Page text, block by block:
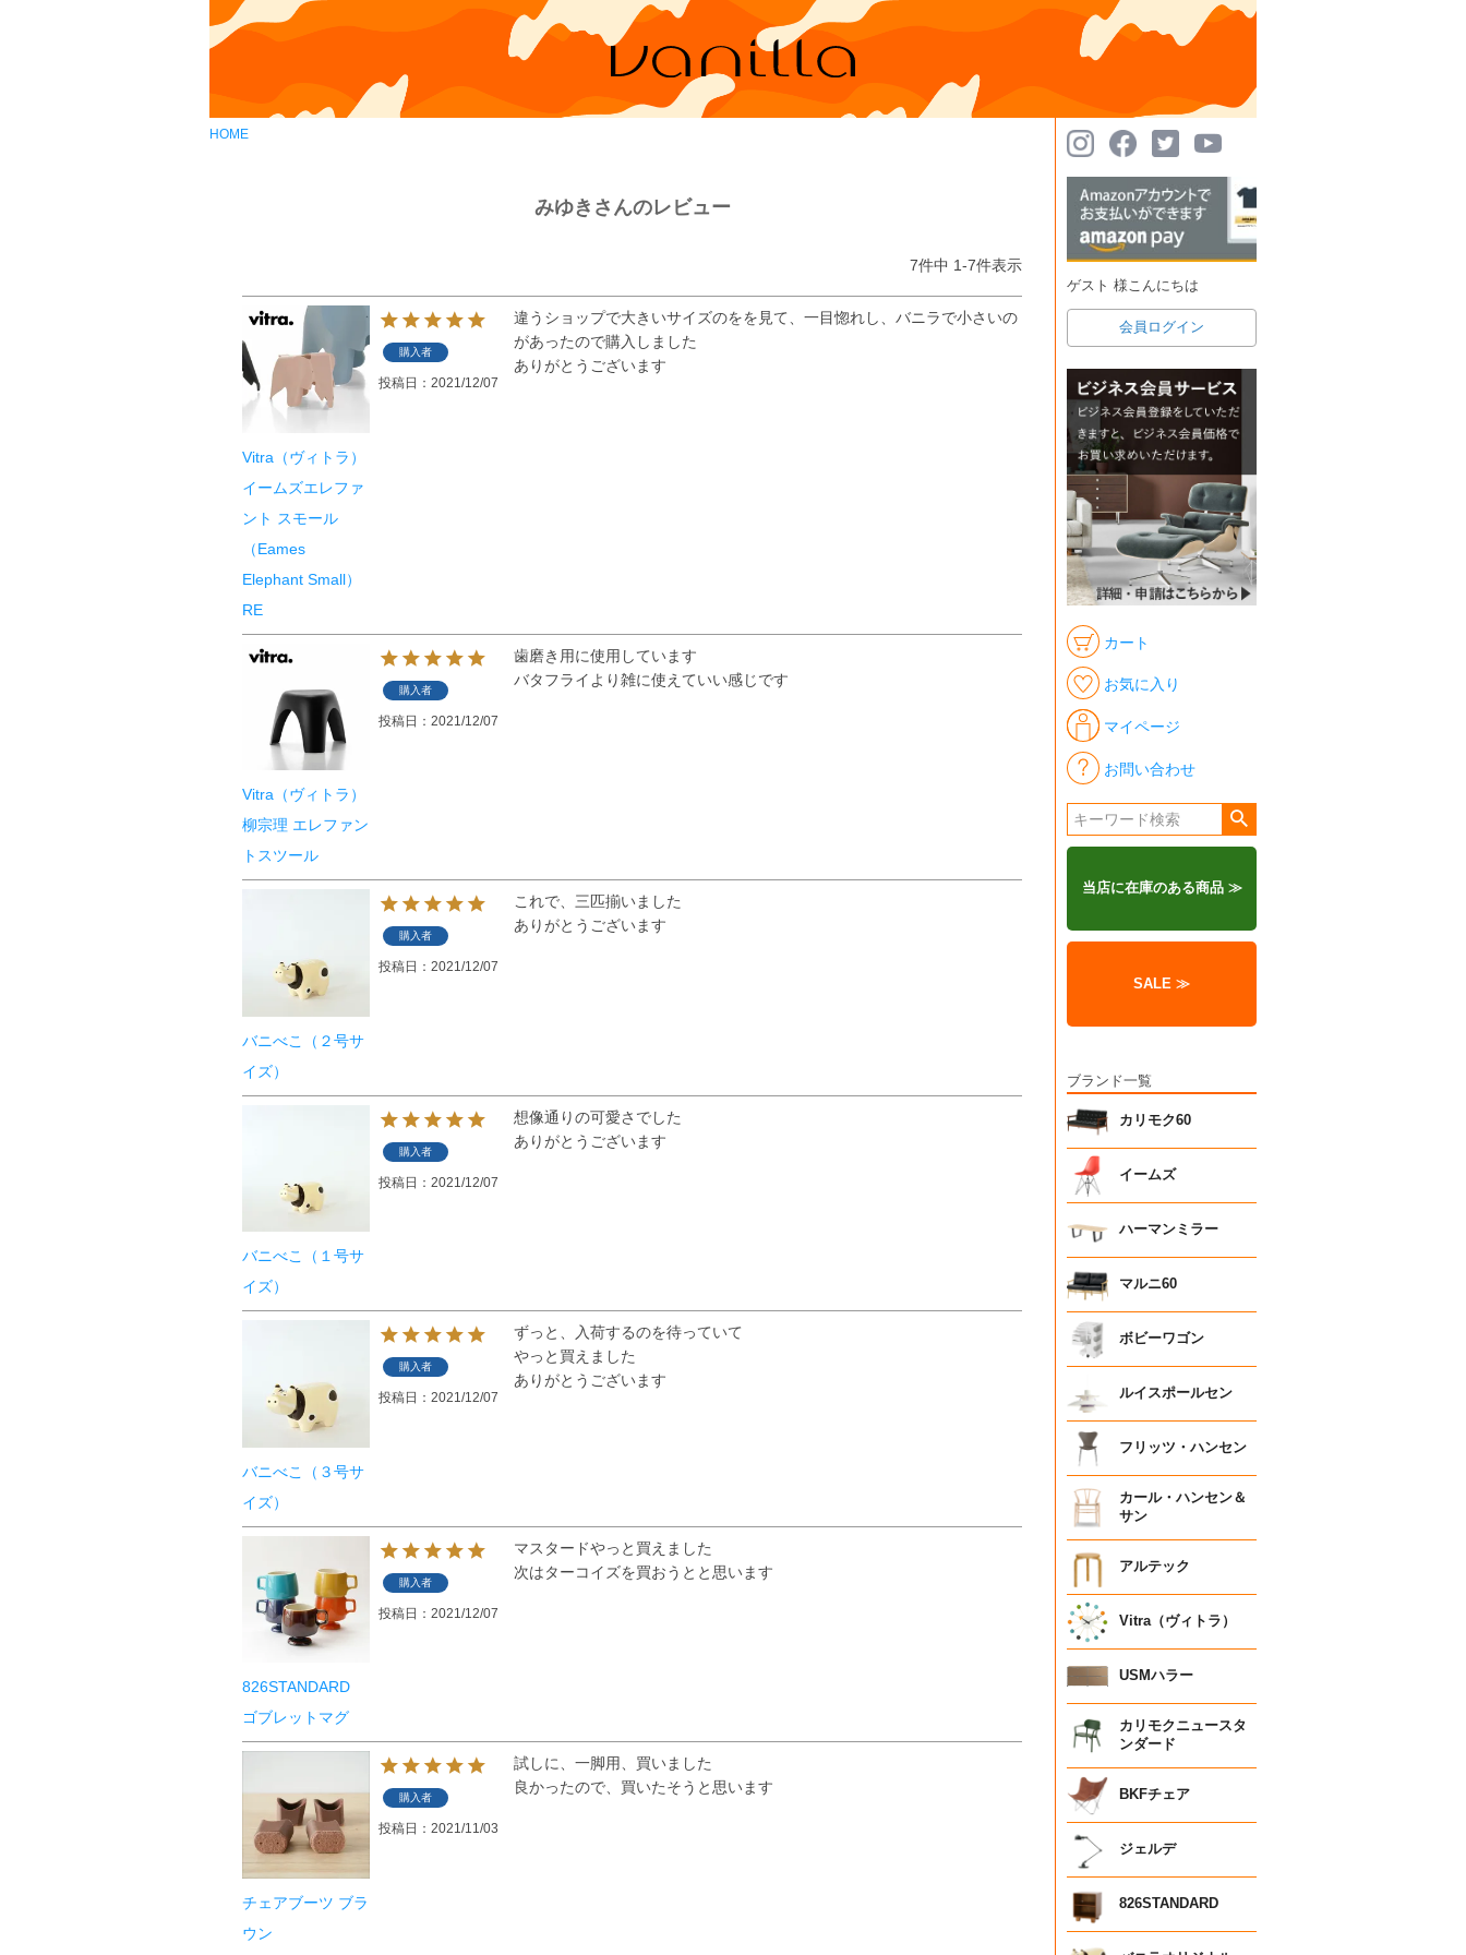
HOME
みゆきさんのレビュー
7件中 1-7件表示
Vitra（ヴィトラ）
イームズエレファ
ント スモール
（Eames
Elephant Small）
RE
購入者
投稿日 2021/12/07
違うショップで大きいサイズのをを見て、一目惚れし、バニラで小さいの
があったので購入しました
ありがとうございます
Vitra（ヴィトラ）
柳宗理 エレファン
トスツール
購入者
投稿日 2021/12/07
歯磨き用に使用しています
バタフライより雑に使えていい感じです
バニべこ（２号サ
イズ）
購入者
投稿日 2021/12/07
これで、三匹揃いました
ありがとうございます
バニべこ（１号サ
イズ）
購入者
投稿日 2021/12/07
想像通りの可愛さでした
ありがとうございます
バニべこ（３号サ
イズ）
購入者
投稿日 2021/12/07
ずっと、入荷するのを待っていて
やっと買えました
ありがとうございます
826STANDARD
ゴブレットマグ
購入者
投稿日 2021/12/07
マスタードやっと買えました
次はターコイズを買おうとと思います
チェアブーツ ブラ
ウン
購入者
投稿日 2021/11/03
試しに、一脚用、買いました
良かったので、買いたそうと思います
ゲスト 様こんにちは
会員ログイン
カート
お気に入り
マイページ
お問い合わせ
当店に在庫のある商品 ≫
SALE ≫
ブランド一覧
カリモク60
イームズ
ハーマンミラー
マルニ60
ボビーワゴン
ルイスポールセン
フリッツ・ハンセン
カール・ハンセン＆
サン
アルテック
Vitra（ヴィトラ）
USMハラー
カリモクニュースタ
ンダード
BKFチェア
ジェルデ
826STANDARD